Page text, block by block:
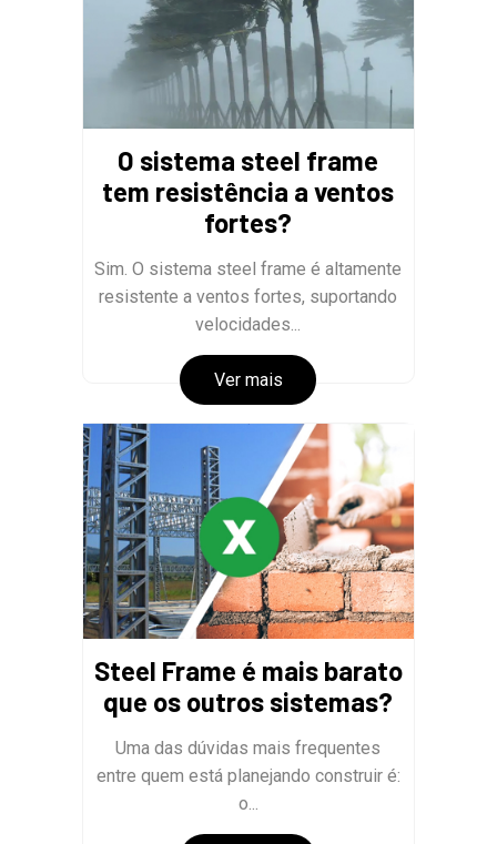
O sistema steel frame
tem resistência a ventos
fortes?
Sim. O sistema steel frame é altamente
resistente a ventos fortes, suportando
velocidades...
Ver mais
Steel Frame é mais barato
que os outros sistemas?
Uma das dúvidas mais frequentes
entre quem está planejando construir é:
o...